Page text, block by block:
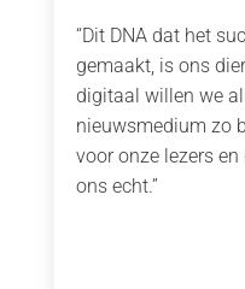
“Dit DNA dat het
gemaakt, is ons
digitaal willen we
nieuwsmedium zo
voor onze lezers
ons echt.”